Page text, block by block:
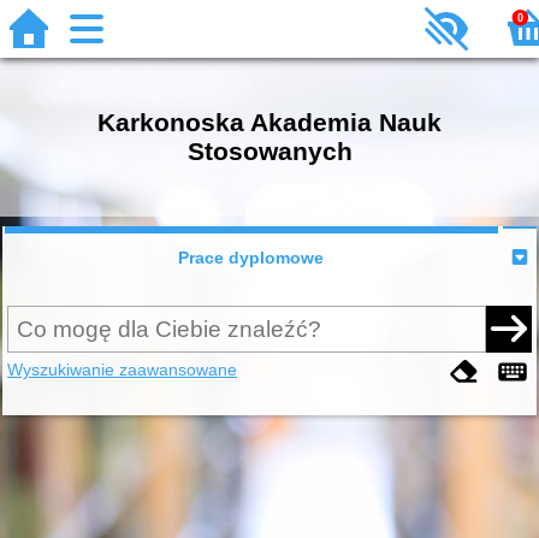
0
Karkonoska Akademia Nauk
Stosowanych
Prace dyplomowe
Wyszukiwanie zaawansowane